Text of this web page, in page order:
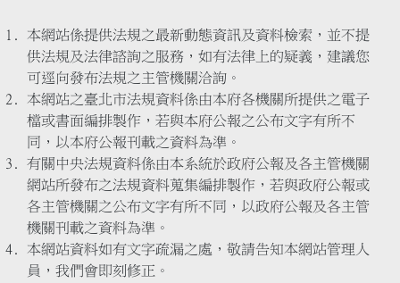
本網站係提供法規之最新動態資訊及資料檢索，並不提
供法規及法律諮詢之服務，如有法律上的疑義，建議您
可逕向發布法規之主管機關洽詢。
本網站之臺北市法規資料係由本府各機關所提供之電子
檔或書面編排製作，若與本府公報之公布文字有所不
同，以本府公報刊載之資料為準。
有關中央法規資料係由本系統於政府公報及各主管機關
網站所發布之法規資料蒐集編排製作，若與政府公報或
各主管機關之公布文字有所不同，以政府公報及各主管
機關刊載之資料為準。
本網站資料如有文字疏漏之處，敬請告知本網站管理人
員，我們會即刻修正。